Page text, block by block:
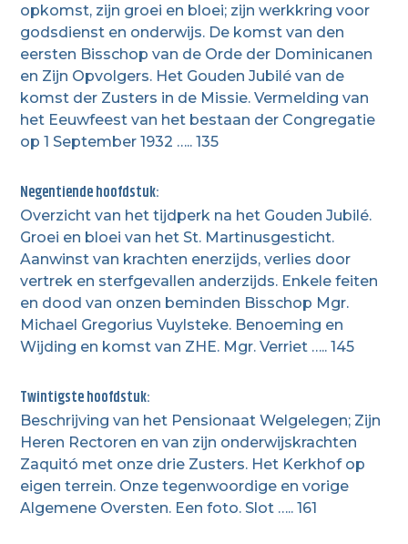
opkomst, zijn groei en bloei; zijn werkkring voor
godsdienst en onderwijs. De komst van den
eersten Bisschop van de Orde der Dominicanen
en Zijn Opvolgers. Het Gouden Jubilé van de
komst der Zusters in de Missie. Vermelding van
het Eeuwfeest van het bestaan der Congregatie
op 1 September 1932 ….. 135
Negentiende hoofdstuk:
Overzicht van het tijdperk na het Gouden Jubilé.
Groei en bloei van het St. Martinusgesticht.
Aanwinst van krachten enerzijds, verlies door
vertrek en sterfgevallen anderzijds. Enkele feiten
en dood van onzen beminden Bisschop Mgr.
Michael Gregorius Vuylsteke. Benoeming en
Wijding en komst van ZHE. Mgr. Verriet ….. 145
Twintigste hoofdstuk:
Beschrijving van het Pensionaat Welgelegen; Zijn
Heren Rectoren en van zijn onderwijskrachten
Zaquitó met onze drie Zusters. Het Kerkhof op
eigen terrein. Onze tegenwoordige en vorige
Algemene Oversten. Een foto. Slot ….. 161